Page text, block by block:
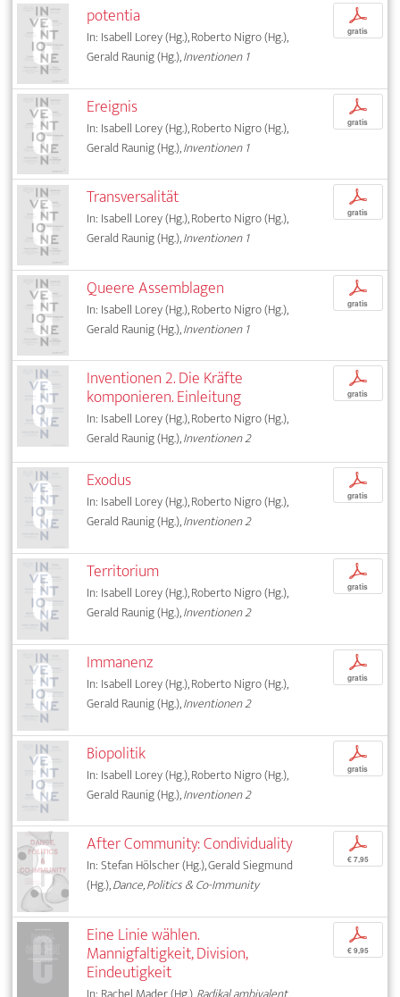
potentia
In: Isabell Lorey (Hg.), Roberto Nigro (Hg.),
Gerald Raunig (Hg.),Inventionen 1
p
gratis
Ereignis
In: Isabell Lorey (Hg.), Roberto Nigro (Hg.),
Gerald Raunig (Hg.),Inventionen 1
p
gratis
Transversalität
In: Isabell Lorey (Hg.), Roberto Nigro (Hg.),
Gerald Raunig (Hg.),Inventionen 1
p
gratis
Queere Assemblagen
In: Isabell Lorey (Hg.), Roberto Nigro (Hg.),
Gerald Raunig (Hg.),Inventionen 1
p
gratis
Inventionen 2. Die Kräfte
komponieren. Einleitung
In: Isabell Lorey (Hg.), Roberto Nigro (Hg.),
Gerald Raunig (Hg.),Inventionen 2
p
gratis
Exodus
In: Isabell Lorey (Hg.), Roberto Nigro (Hg.),
Gerald Raunig (Hg.),Inventionen 2
p
gratis
Territorium
In: Isabell Lorey (Hg.), Roberto Nigro (Hg.),
Gerald Raunig (Hg.),Inventionen 2
p
gratis
Immanenz
In: Isabell Lorey (Hg.), Roberto Nigro (Hg.),
Gerald Raunig (Hg.),Inventionen 2
p
gratis
Biopolitik
In: Isabell Lorey (Hg.), Roberto Nigro (Hg.),
Gerald Raunig (Hg.),Inventionen 2
p
gratis
After Community: Condividuality
In: Stefan Hölscher (Hg.), Gerald Siegmund
(Hg.),Dance, Politics & Co-Immunity
p
€ 7,95
Eine Linie wählen.
Mannigfaltigkeit, Division,
Eindeutigkeit
p
€ 9,95